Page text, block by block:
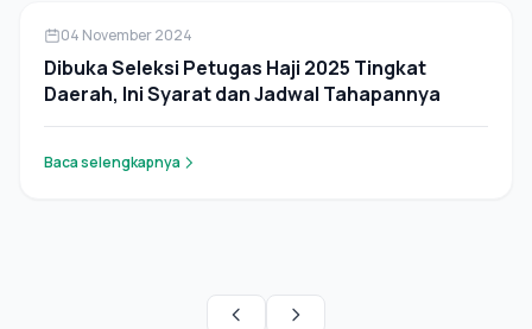
Pers Rilis
04 November 2024
Dibuka Seleksi Petugas Haji 2025 Tingkat
Daerah, Ini Syarat dan Jadwal Tahapannya
Baca selengkapnya